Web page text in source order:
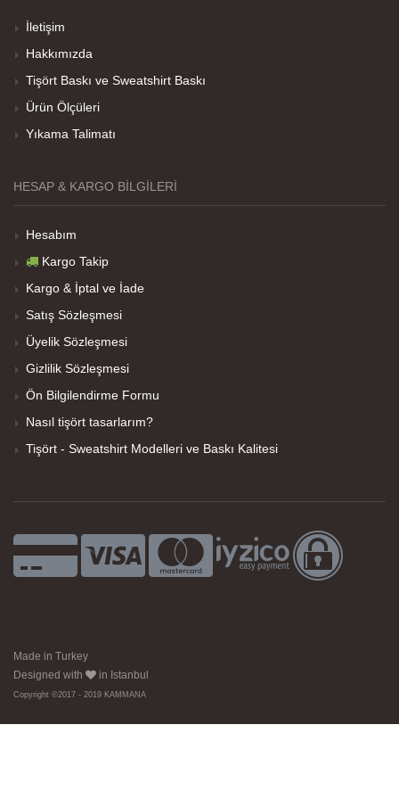
Her sey iyi ama baskı göründüğü gibi değil daha
soluk
İletişim
Hakkımızda
Tişört Baskı ve Sweatshirt Baskı
Ürün Ölçüleri
Yıkama Talimatı
HESAP & KARGO BILGILERI
Hesabım
Kargo Takip
Kargo & İptal ve İade
Satış Sözleşmesi
Üyelik Sözleşmesi
Gizlilik Sözleşmesi
Ön Bilgilendirme Formu
Nasıl tişört tasarlarım?
Tişört - Sweatshirt Modelleri ve Baskı Kalitesi
Made in Turkey
Designed with
in Istanbul
Copyright ©2017 - 2019 KAMMANA